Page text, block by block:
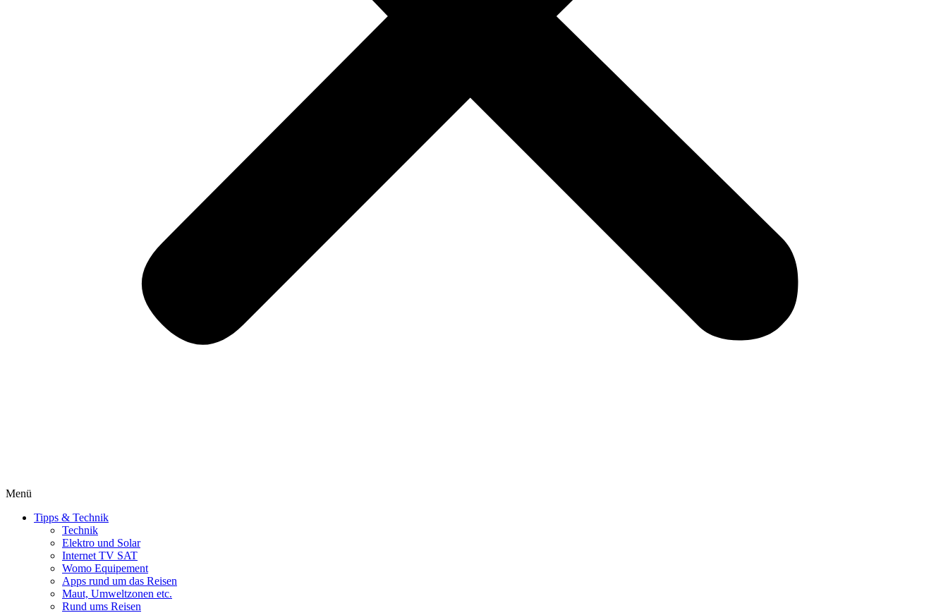
Menü
Tipps & Technik
Technik
Elektro und Solar
Internet TV SAT
Womo Equipement
Apps rund um das Reisen
Maut, Umweltzonen etc.
Rund ums Reisen